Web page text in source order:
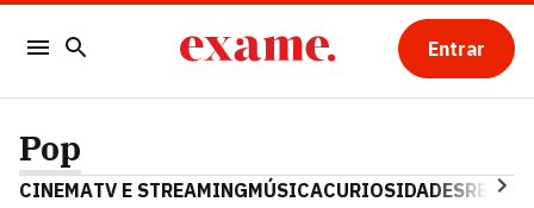
Entrar
Pop
CINEMATV E STREAMINGMÚSICACURIOSIDADES